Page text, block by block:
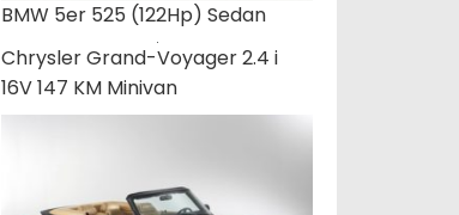
BMW 5er 525 (122Hp) Sedan
Chrysler Grand-Voyager 2.4 i
16V 147 KM Minivan